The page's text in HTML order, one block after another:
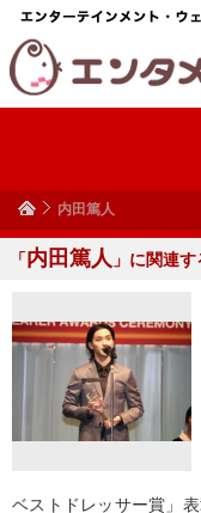
内田篤人
「内田篤人 」に関連す
ベストドレッサー賞」